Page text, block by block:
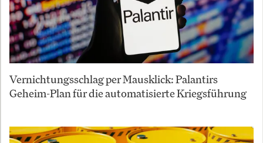
Vernichtungsschlag per Mausklick: Palantirs
Geheim-Plan für die automatisierte Kriegsführung